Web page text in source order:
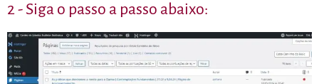
2 - Siga o passo a passo abaixo: